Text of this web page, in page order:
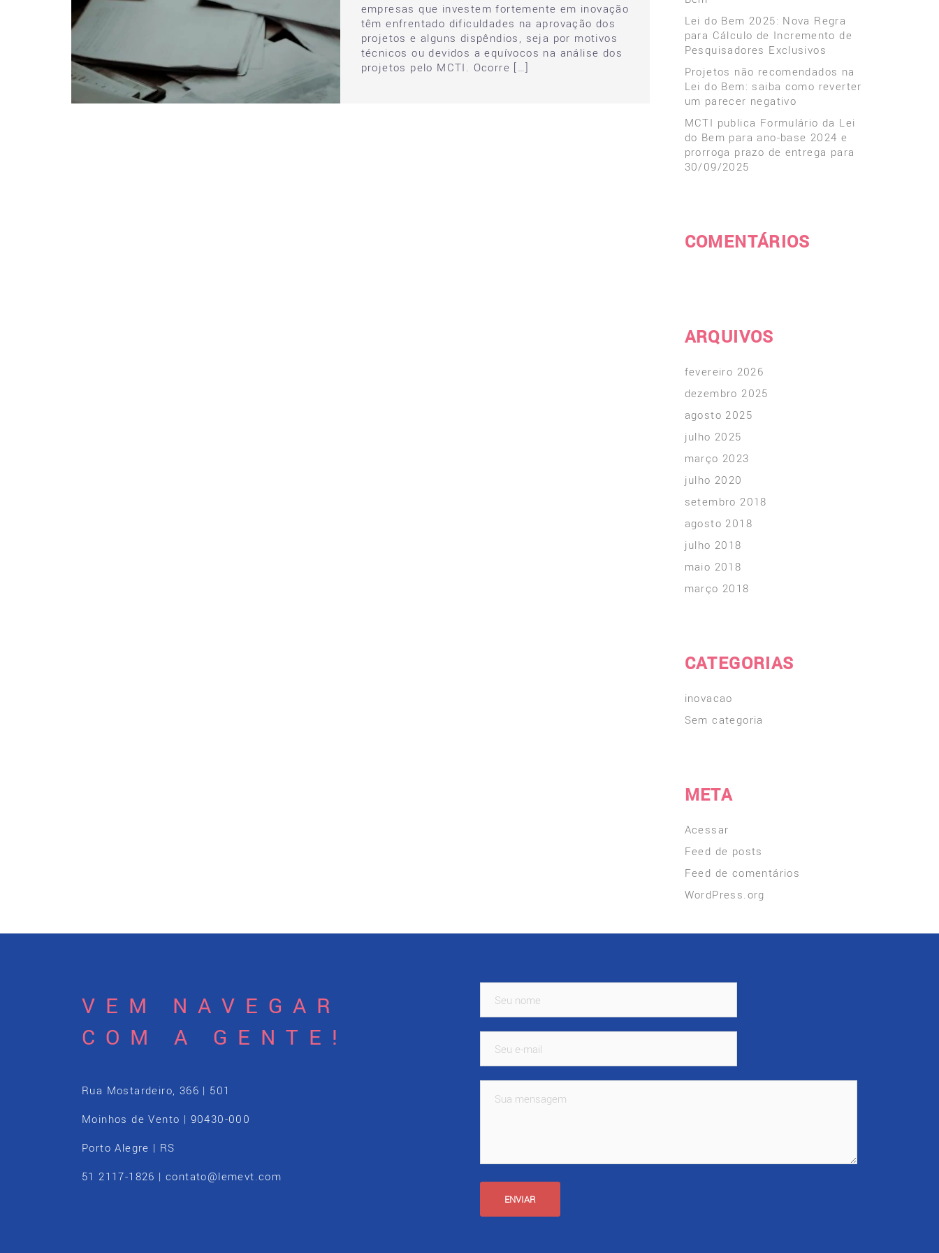
empresas que investem fortemente em inovação
têm enfrentado dificuldades na aprovação dos
projetos e alguns dispêndios, seja por motivos
técnicos ou devidos a equívocos na análise dos
projetos pelo MCTI. Ocorre […]
Lei do Bem 2025: Nova Regra
para Cálculo de Incremento de
Pesquisadores Exclusivos
Projetos não recomendados na
Lei do Bem: saiba como reverter
um parecer negativo
MCTI publica Formulário da Lei
do Bem para ano-base 2024 e
prorroga prazo de entrega para
30/09/2025
COMENTÁRIOS
ARQUIVOS
fevereiro 2026
dezembro 2025
agosto 2025
julho 2025
março 2023
julho 2020
setembro 2018
agosto 2018
julho 2018
maio 2018
março 2018
CATEGORIAS
inovacao
Sem categoria
META
Acessar
Feed de posts
Feed de comentários
WordPress.org
VEM NAVEGAR
COM A GENTE!
Rua Mostardeiro, 366 | 501
Moinhos de Vento | 90430-000
Porto Alegre | RS
51 2117-1826 | contato@lemevt.com